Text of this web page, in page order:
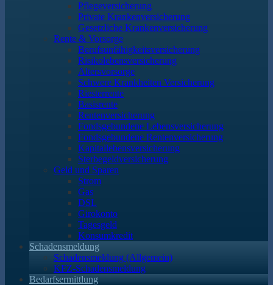
Pflegeversicherung
Private Krankenversicherung
Gesetzliche Krankenversicherung
Rente & Vorsorge
Berufs­unfähigkeitsversicherung
Risikolebensversicherung
Altersvorsorge
Schwere Krankheiten Versicherung
Riesterrente
Basisrente
Rentenversicherung
Fondsgebundene Lebensversicherung
Fondsgebundene Rentenversicherung
Kapitallebensversicherung
Sterbegeldversicherung
Geld und Sparen
Strom
Gas
DSL
Girokonto
Tagesgeld
Konsumkredit
Schadensmeldung
Schadensmeldung (Allgemein)
KFZ-Schadensmeldung
Bedarfsermittlung